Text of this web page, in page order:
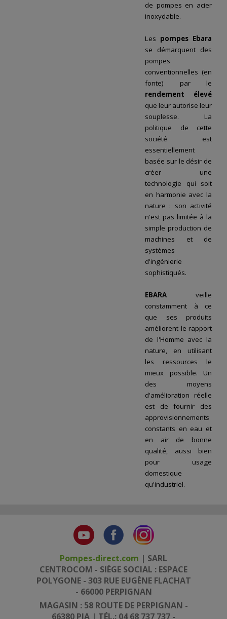
de pompes en acier
inoxydable.
Les pompes Ebara
se démarquent des
pompes
conventionnelles (en
fonte) par le
rendement élevé
que leur autorise leur
souplesse. La
politique de cette
société est
essentiellement
basée sur le désir de
créer une
technologie qui soit
en harmonie avec la
nature : son activité
n'est pas limitée à la
simple production de
machines et de
systèmes
d'ingénierie
sophistiqués.
EBARA veille
constamment à ce
que ses produits
améliorent le rapport
de l'Homme avec la
nature, en utilisant
les ressources le
mieux possible. Un
des moyens
d'amélioration réelle
est de fournir des
approvisionnements
constants en eau et
en air de bonne
qualité, aussi bien
pour usage
domestique
qu'industriel.
Pompes-direct.com | SARL
CENTROCOM - SIÈGE SOCIAL : ESPACE
POLYGONE - 303 RUE EUGÈNE FLACHAT
- 66000 PERPIGNAN
MAGASIN : 58 ROUTE DE PERPIGNAN -
66380 PIA | TÉL.: 04 68 737 737 -